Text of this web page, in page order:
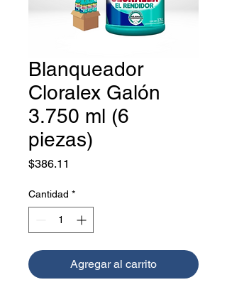
Blanqueador
Cloralex Galón
3.750 ml (6
piezas)
$386.11
Cantidad *
Agregar al carrito